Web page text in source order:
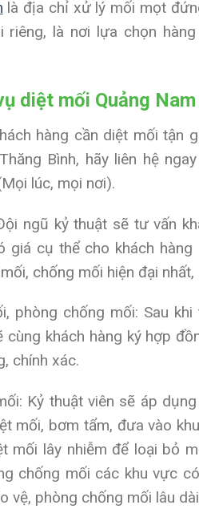
là địa chỉ xử lý mối mọt
riêng, là nơi lựa chọn
diệt mối Quảng
hàng cần diệt mối tận
Bình, hãy liên hệ
lúc, mọi nơi).
ngũ kỷ thuật sẽ tư vấn
giá cụ thể cho khách
chống mối hiện đại nhất,
phòng chống mối: Sau khi
cùng khách hàng ký hợp
chính xác.
Kỷ thuật viên sẽ áp
mối, bơm tẩm, đưa vào
mối lây nhiễm để loại bỏ
chống mối các khu vực
vệ, phòng chống mối lâu